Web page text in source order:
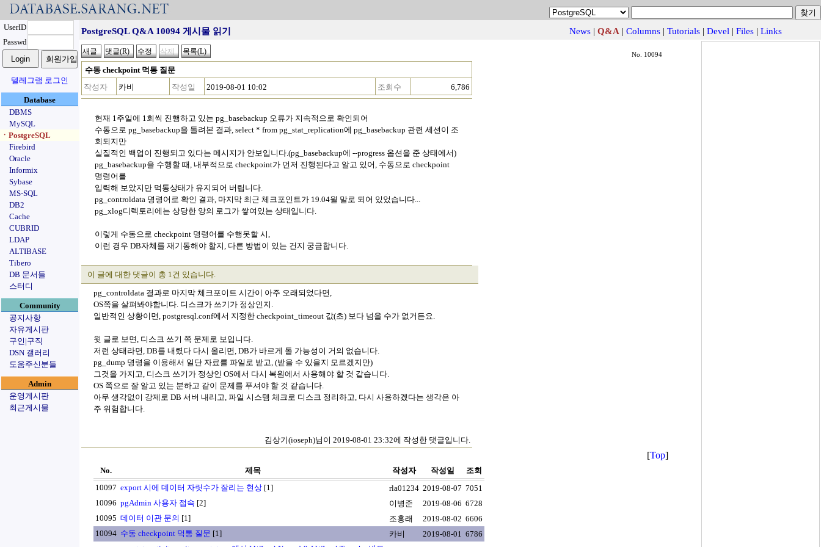
UserID
Passwd
텔레그램 로그인
Database
DBMS
MySQL
ㆍPostgreSQL
Firebird
Oracle
Informix
Sybase
MS-SQL
DB2
Cache
CUBRID
LDAP
ALTIBASE
Tibero
DB 문서들
스터디
Community
공지사항
자유게시판
구인|구직
DSN 갤러리
도움주신분들
Admin
운영게시판
최근게시물
PostgreSQL Q&A 10094 게시물 읽기 News | Q&A | Columns | Tutorials | Devel | Files | Links
No. 10094
수동 checkpoint 먹통 질문
작성자
카비 작성일 2019-08-01 10:02 조회수 6,786
현재 1주일에 1회씩 진행하고 있는 pg_basebackup 오류가 지속적으로 확인되어
수동으로 pg_basebackup을 돌려본 결과, select * from pg_stat_replication에 pg_basebackup 관련 세션이 조
회되지만
실질적인 백업이 진행되고 있다는 메시지가 안보입니다.(pg_basebackup에 --progress 옵션을 준 상태에서)
pg_basebackup을 수행할 때, 내부적으로 checkpoint가 먼저 진행된다고 알고 있어, 수동으로 checkpoint
명령어를
입력해 보았지만 먹통상태가 유지되어 버립니다.
pg_controldata 명령어로 확인 결과, 마지막 최근 체크포인트가 19.04월 말로 되어 있었습니다...
pg_xlog디렉토리에는 상당한 양의 로그가 쌓여있는 상태입니다.
이렇게 수동으로 checkpoint 명령어를 수행못할 시,
이런 경우 DB자체를 재기동해야 할지, 다른 방법이 있는 건지 궁금합니다.
이 글에 대한 댓글이 총 1건 있습니다.
pg_controldata 결과로 마지막 체크포이트 시간이 아주 오래되었다면,
OS쪽을 살펴봐야합니다. 디스크가 쓰기가 정상인지.
일반적인 상황이면, postgresql.conf에서 지정한 checkpoint_timeout 값(초) 보다 넘을 수가 없거든요.
윗 글로 보면, 디스크 쓰기 쪽 문제로 보입니다.
저런 상태라면, DB를 내렸다 다시 올리면, DB가 바르게 돌 가능성이 거의 없습니다.
pg_dump 명령을 이용해서 일단 자료를 파일로 받고, (받을 수 있을지 모르겠지만)
그것을 가지고, 디스크 쓰기가 정상인 OS에서 다시 복원에서 사용해야 할 것 같습니다.
OS 쪽으로 잘 알고 있는 분하고 같이 문제를 푸셔야 할 것 같습니다.
아무 생각없이 강제로 DB 서버 내리고, 파일 시스템 체크로 디스크 정리하고, 다시 사용하겠다는 생각은 아
주 위험합니다.
김상기(ioseph)님이 2019-08-01 23:32에 작성한 댓글입니다.
[Top]
No. 제목 작성자 작성일
조회
10097 export 시에 데이터 자릿수가 잘리는 현상 [1] rla01234 2019-08-07 7051
10096 pgAdmin 사용자 접속 [2] 이병준 2019-08-06 6728
10095 데이터 이관 문의 [1] 조홍래 2019-08-02 6606
10094 수동 checkpoint 먹통 질문 [1] 카비 2019-08-01 6786